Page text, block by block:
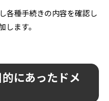
各種手続きの内容を確認し
ます。
にあったドメ